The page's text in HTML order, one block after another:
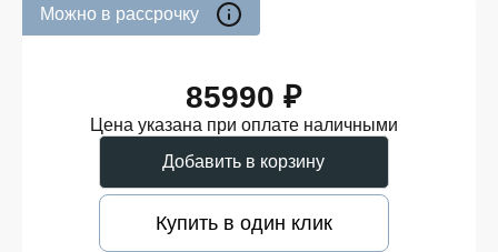
Можно в рассрочку
85990 ₽
Цена указана при оплате наличными
Добавить в корзину
Купить в один клик